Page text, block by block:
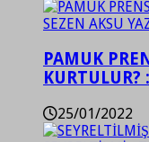
PAMUK
KURTULUR?
25/01/2022